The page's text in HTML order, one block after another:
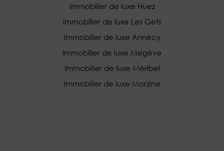
Immobilier de luxe Huez
Immobilier de luxe Les Gets
Immobilier de luxe Annecy
Immobilier de luxe Megève
Immobilier de luxe Méribel
Immobilier de luxe Morzine